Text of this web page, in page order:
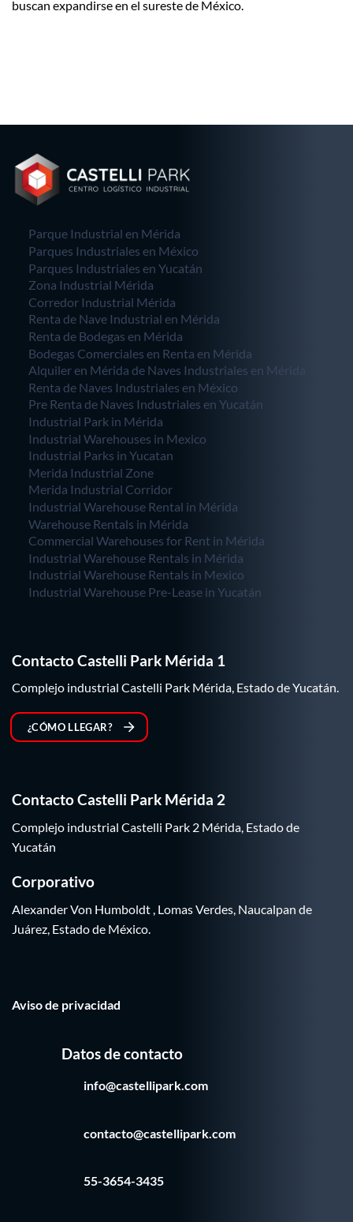
buscan expandirse en el sureste de México.
Parque Industrial en Mérida
Parques Industriales en México
Parques Industriales en Yucatán
Zona Industrial Mérida
Corredor Industrial Mérida
Renta de Nave Industrial en Mérida
Renta de Bodegas en Mérida
Bodegas Comerciales en Renta en Mérida
Alquiler en Mérida de Naves Industriales en Mérida
Renta de Naves Industriales en México
Pre Renta de Naves Industriales en Yucatán
Industrial Park in Mérida
Industrial Warehouses in Mexico
Industrial Parks in Yucatan
Merida Industrial Zone
Merida Industrial Corridor
Industrial Warehouse Rental in Mérida
Warehouse Rentals in Mérida
Commercial Warehouses for Rent in Mérida
Industrial Warehouse Rentals in Mérida
Industrial Warehouse Rentals in Mexico
Industrial Warehouse Pre-Lease in Yucatán
Contacto Castelli Park Mérida 1
Complejo industrial Castelli Park Mérida, Estado de Yucatán.
¿CÓMO LLEGAR?
Contacto Castelli Park Mérida 2
Complejo industrial Castelli Park 2 Mérida, Estado de
Yucatán
Corporativo
Alexander Von Humboldt , Lomas Verdes, Naucalpan de
Juárez, Estado de México.
Aviso de privacidad
Datos de contacto
info@castellipark.com
contacto@castellipark.com
55-3654-3435